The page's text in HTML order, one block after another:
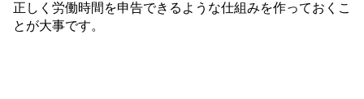
正しく労働時間を申告できるような仕組みを作っておくこ
とが大事です。